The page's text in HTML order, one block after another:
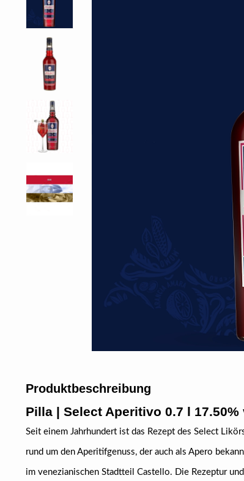
Produktbeschreibung
Pilla | Select Aperitivo 0.7 l 17.50%
Seit einem Jahrhundert ist das Rezept des Select
rund um den Aperitifgenuss, der auch als Apero
im venezianischen Stadtteil Castello. Die Rezeptur